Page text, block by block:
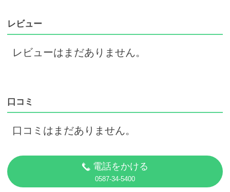
レビュー
レビューはまだありません。
口コミ
口コミはまだありません。
電話をかける
0587-34-5400